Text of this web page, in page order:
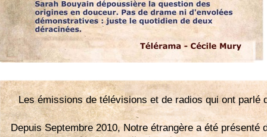
tous sur
Depuis Septembre 2010, Notre étrangère a été
Les émissions de télévisions et de radios qui ont